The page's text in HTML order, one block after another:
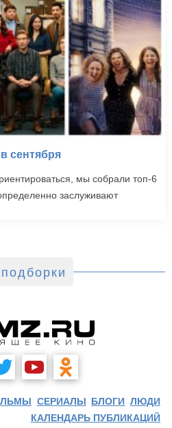
сентября
мы собрали топ-6
заслуживают
СЕРИАЛЫ БЛОГИ ЛЮДИ
КАЛЕНДАРЬ ПУБЛИКАЦИЙ